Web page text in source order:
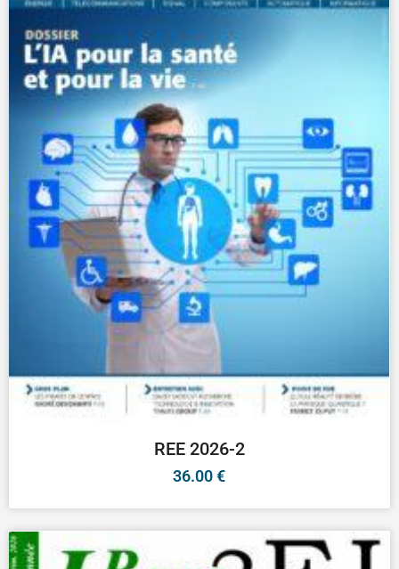
REE 2026-2
36.00€